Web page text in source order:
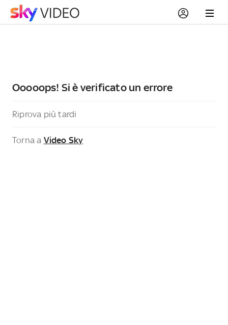
Ooooops! Si è verificato un errore
Riprova più tardi
Torna a Video Sky